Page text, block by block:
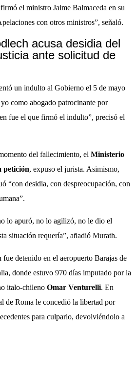
el ministro Jaime Balmaceda en su
con otros ministros”, señaló.
acusa desidia del
ante solicitud de
un indulto al Gobierno el 5 de mayo
como abogado patrocinante por
fue el que firmó el indulto”, precisó el
del fallecimiento, el Ministerio
petición, expuso el jurista. Asimismo,
“con desidia, con despreocupación, con
lo apuró, no lo agilizó, no le dio el
situación requería”, añadió Murath.
detenido en el aeropuerto Barajas de
donde estuvo 970 días imputado por la
italo-chileno Omar Venturelli. En
de Roma le concedió la libertad por
para culparlo, devolviéndolo a